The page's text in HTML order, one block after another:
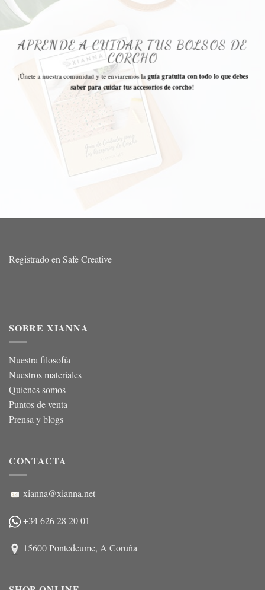
APRENDE A CUIDAR TUS BOLSOS DE
CORCHO
¡Únete a nuestra comunidad y te enviaremos la guía gratuita con todo lo que debes
saber para cuidar tus accesorios de corcho!
Registrado en Safe Creative
SOBRE XIANNA
Nuestra filosofía
Nuestros materiales
Quienes somos
Puntos de venta
Prensa y blogs
CONTACTA
xianna@xianna.net
+34 626 28 20 01
15600 Pontedeume, A Coruña